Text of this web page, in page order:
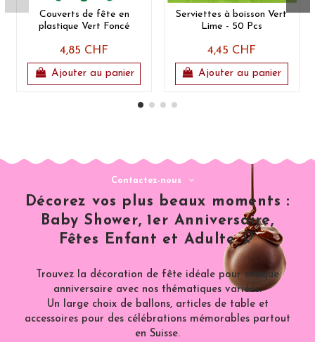
Couverts de fête en
plastique Vert Foncé
4,85 CHF
Ajouter au panier
Serviettes à boisson Vert
Lime - 50 Pcs
4,45 CHF
Ajouter au panier
Contactez-nous
Décorez vos plus beaux moments :
Baby Shower, 1er Anniversaire,
Fêtes Enfant et Adulte 🎈
Trouvez la décoration de fête idéale pour chaque
anniversaire avec nos thématiques variées.
Un large choix de ballons, articles de table et
accessoires pour des célébrations mémorables partout
en Suisse.